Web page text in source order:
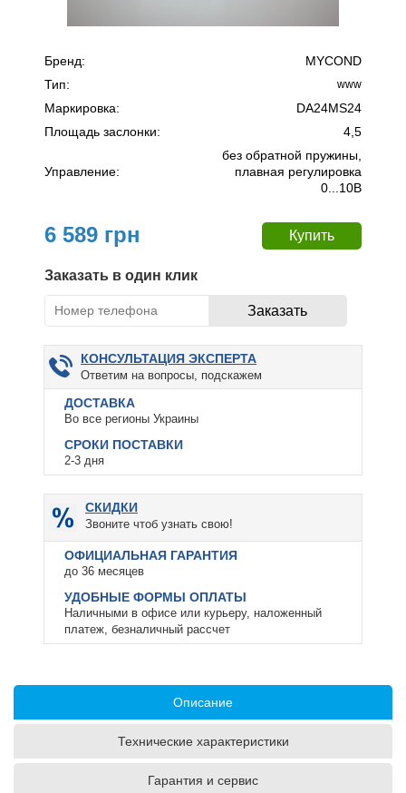
Бренд:
MYCOND
Тип:
www
Маркировка:
DA24MS24
Площадь заслонки:
4,5
Управление:
без обратной пружины,
плавная регулировка
0...10В
6 589 грн
Заказать в один клик
КОНСУЛЬТАЦИЯ ЭКСПЕРТА
Ответим на вопросы, подскажем
ДОСТАВКА
Во все регионы Украины
СРОКИ ПОСТАВКИ
2-3 дня
СКИДКИ
Звоните чтоб узнать свою!
ОФИЦИАЛЬНАЯ ГАРАНТИЯ
до 36 месяцев
УДОБНЫЕ ФОРМЫ ОПЛАТЫ
Наличными в офисе или курьеру, наложенный
платеж, безналичный рассчет
Описание
Технические характеристики
Гарантия и сервис